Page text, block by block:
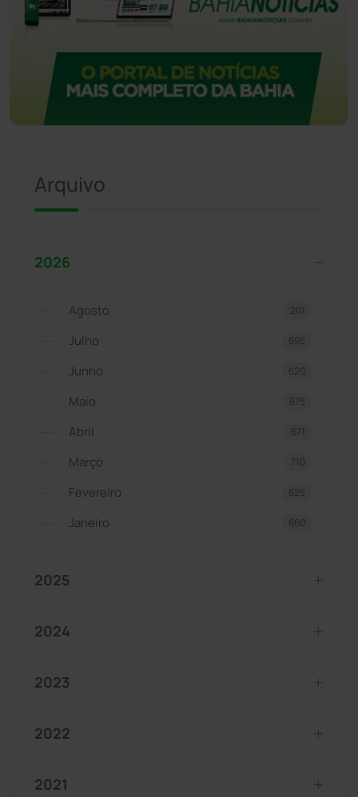
Arquivo
2026
Agosto 201
Julho 695
Junho 620
Maio 675
Abril 671
Março 710
Fevereiro 625
Janeiro 660
2025
2024
2023
2022
2021